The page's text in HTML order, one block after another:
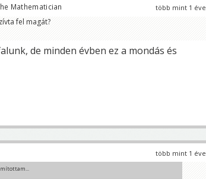
több mint 1 éve
Mathematician
fel magát?
de minden évben ez a mondás és
több mint 1 éve